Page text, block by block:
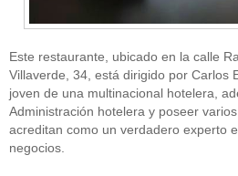
Este restaurante, ubicado en la calle
Villaverde, 34, está dirigido por Carlos
joven de una multinacional hotelera,
Administración hotelera y poseer
acreditan como un verdadero experto
negocios.